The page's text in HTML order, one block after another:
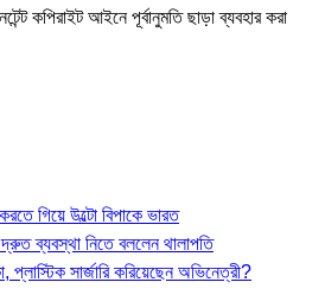
কপিরাইট আইনে পূর্বানুমতি ছাড়া ব্যবহার করা
গিয়ে উল্টো বিপাকে ভারত
ব্যবস্থা নিতে বললেন থালাপতি
সার্জারি করিয়েছেন অভিনেত্রী?